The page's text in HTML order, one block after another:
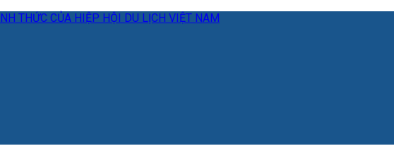
THỨC CỦA HIỆP HỘI DU LỊCH VIỆT NAM